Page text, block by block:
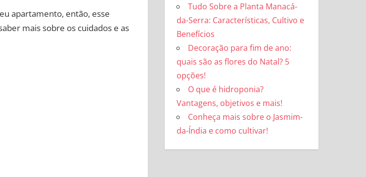
apartamento, então, esse
mais sobre os cuidados e as
Tudo Sobre a Planta Manacá-
da-Serra: Características, Cultivo e
Benefícios
Decoração para fim de ano:
quais são as flores do Natal? 5
opções!
O que é hidroponia?
Vantagens, objetivos e mais!
Conheça mais sobre o Jasmim-
da-Índia e como cultivar!